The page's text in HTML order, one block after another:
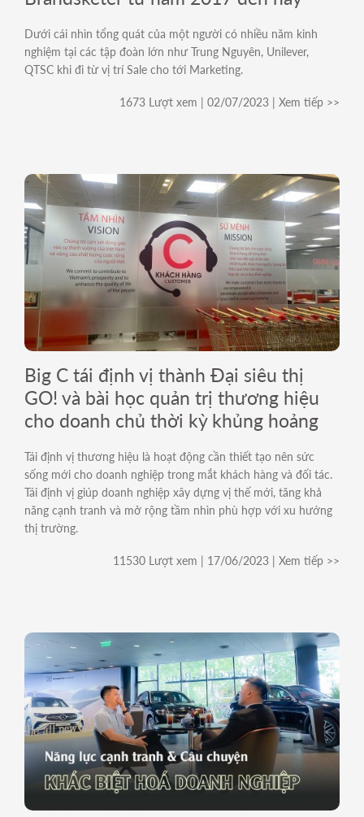
Dưới cái nhìn tổng quát của một người có nhiều năm kinh
nghiệm tại các tập đoàn lớn như Trung Nguyên, Unilever,
QTSC khi đi từ vị trí Sale cho tới Marketing.
1673 Lượt xem | 02/07/2023 | Xem tiếp >>
Big C tái định vị thành Đại siêu thị
GO! và bài học quản trị thương hiệu
cho doanh chủ thời kỳ khủng hoảng
Tái định vị thương hiệu là hoạt động cần thiết tạo nên sức
sống mới cho doanh nghiệp trong mắt khách hàng và đối tác.
Tái định vị giúp doanh nghiệp xây dựng vị thế mới, tăng khả
năng cạnh tranh và mở rộng tầm nhìn phù hợp với xu hướng
thị trường.
11530 Lượt xem | 17/06/2023 | Xem tiếp >>